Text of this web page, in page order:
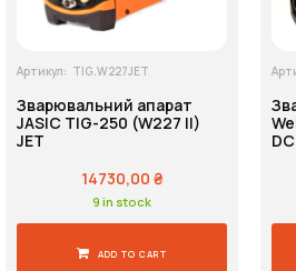
Артикул: TIG.W227JET
Зварювальний апарат
JASIC TIG-250 (W227 II)
JET
14730,00 ₴
9 in stock
ADD TO CART